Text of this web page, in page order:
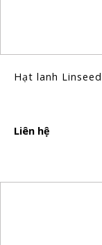
Hạt lanh Linseed
Liên hệ